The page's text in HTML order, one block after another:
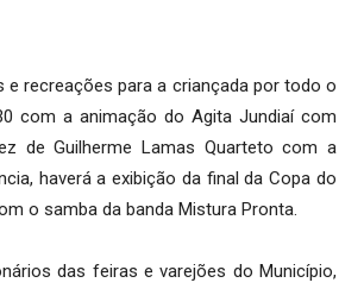
recreações para a criançada por todo o
com a animação do Agita Jundiaí com
de Guilherme Lamas Quarteto com a
haverá a exibição da final da Copa do
o samba da banda Mistura Pronta.
das feiras e varejões do Município,